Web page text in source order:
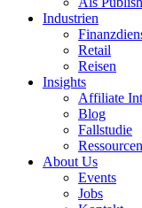
Industrien
Retail
Reisen
Insights
Affiliate
Blog
Fallstudie
Ressourcen
About Us
Events
Jobs